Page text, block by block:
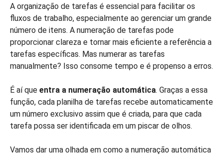
A organização de tarefas é essencial para facilitar os
fluxos de trabalho, especialmente ao gerenciar um grande
número de itens. A numeração de tarefas pode
proporcionar clareza e tornar mais eficiente a referência a
tarefas específicas. Mas numerar as tarefas
manualmente? Isso consome tempo e é propenso a erros.
É aí que entra a numeração automática. Graças a essa
função, cada planilha de tarefas recebe automaticamente
um número exclusivo assim que é criada, para que cada
tarefa possa ser identificada em um piscar de olhos.
Vamos dar uma olhada em como a numeração automática